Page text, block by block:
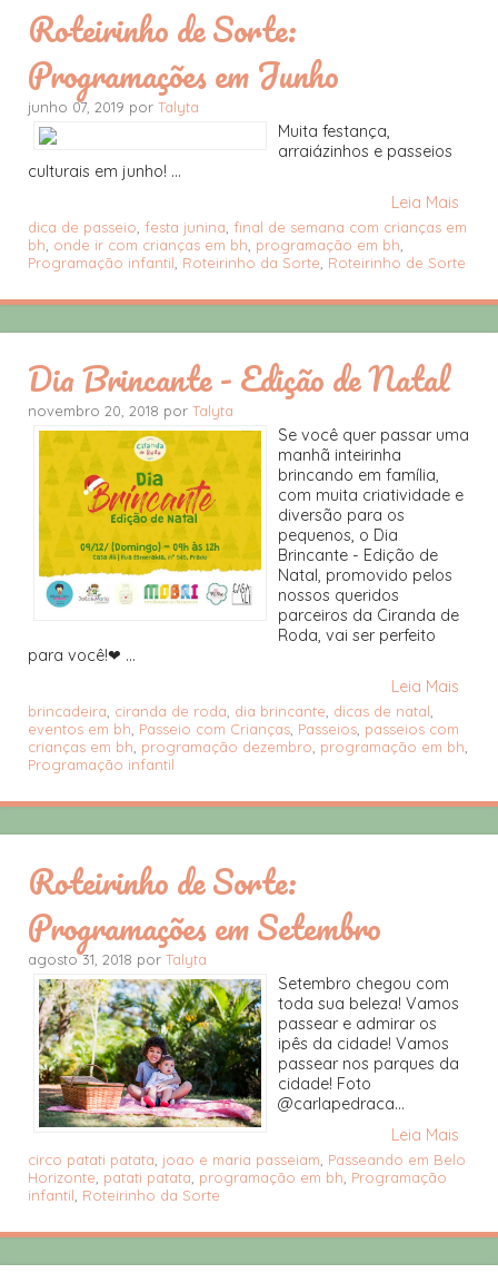
Roteirinho de Sorte:
Programações em Junho
junho 07, 2019 por Talyta
Muita festança,
arraiázinhos e passeios
culturais em junho! ...
Leia Mais
dica de passeio festa junina final de semana com crianças em
bh onde ir com crianças em bh programação em bh
Programação infantil Roteirinho da Sorte Roteirinho de Sorte
Dia Brincante - Edição de Natal
novembro 20, 2018 por Talyta
Se você quer passar uma
manhã inteirinha
brincando em família,
com muita criatividade e
diversão para os
pequenos, o Dia
Brincante - Edição de
Natal, promovido pelos
nossos queridos
parceiros da Ciranda de
Roda, vai ser perfeito
para você!❤ ...
Leia Mais
brincadeira, ciranda de roda, dia brincante, dicas de natal,
eventos em bh, Passeio com Crianças, Passeios, passeios com
crianças em bh, programação dezembro, programação em bh,
Programação infantil
Roteirinho de Sorte:
Programações em Setembro
agosto 31, 2018 por Talyta
Setembro chegou com
toda sua beleza! Vamos
passear e admirar os
ipês da cidade! Vamos
passear nos parques da
cidade! Foto
@carlapedraca...
Leia Mais
circo patati patata joao e maria passeiam Passeando em Belo
Horizonte patati patata programação em bh Programação
infantil Roteirinho da Sorte